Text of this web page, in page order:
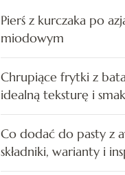
Pierś z kurczaka po
miodowym
Chrupiące frytki z
idealną teksturę i smak
Co dodać do pasty z
składniki, warianty i